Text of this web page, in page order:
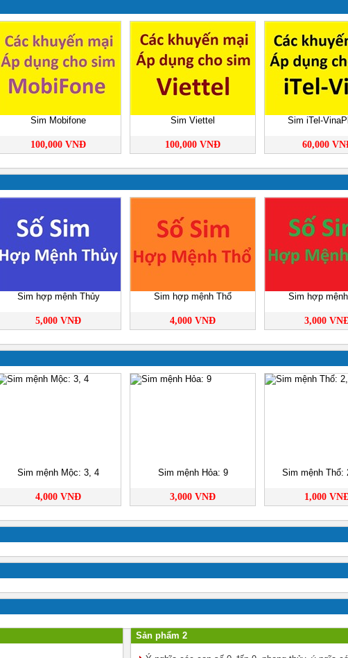
Sim Mobifone
100,000 VNĐ
Sim Viettel
100,000 VNĐ
Sim iTel-
60,000
Sim hợp mệnh Thủy
5,000 VNĐ
Sim hợp mệnh Thổ
4,000 VNĐ
Sim hợp
3,000
Sim mệnh Mộc: 3, 4
4,000 VNĐ
Sim mệnh Hỏa: 9
3,000 VNĐ
Sim mệnh Thổ:
1,000
Sản phẩm 2